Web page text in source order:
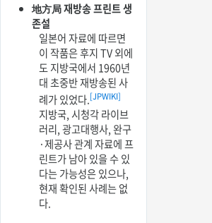
地方局 재방송 프린트 생
존설
일본어 자료에 따르면
이 작품은 후지 TV 외에
도 지방국에서 1960년
대 초중반 재방송된 사
례가 있었다.[JPWIKI]
지방국, 시청각 라이브
러리, 광고대행사, 완구
·제공사 관계 자료에 프
린트가 남아 있을 수 있
다는 가능성은 있으나,
현재 확인된 사례는 없
다.